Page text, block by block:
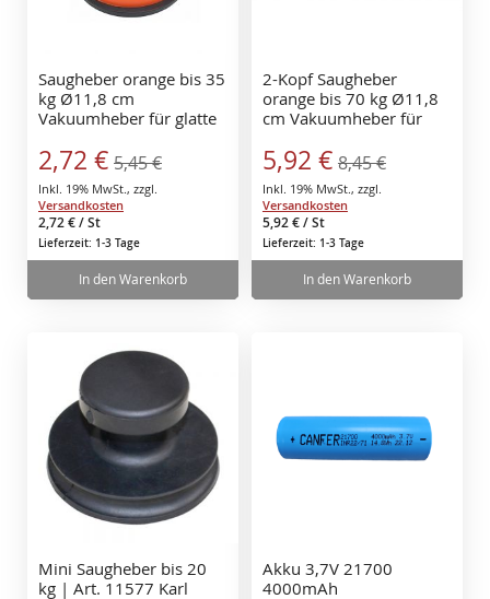
Saugheber orange bis 35
kg Ø11,8 cm
Vakuumheber für glatte
Spiegel
Sonderangebot
2,72 € 5,45 €
Inkl. 19% MwSt. , zzgl.
Versandkosten
2,72 €/ St
Lieferzeit: 1-3 Tage
In den Warenkorb
2-Kopf Saugheber
orange bis 70 kg Ø11,8
cm Vakuumheber für
Metall, Spiegel
Sonderangebot
5,92 € 8,45 €
Inkl. 19% MwSt. , zzgl.
Versandkosten
5,92 €/ St
Lieferzeit: 1-3 Tage
In den Warenkorb
Mini Saugheber bis 20
kg | Art. 11577 Karl
Akku 3,7V 21700
4000mAh